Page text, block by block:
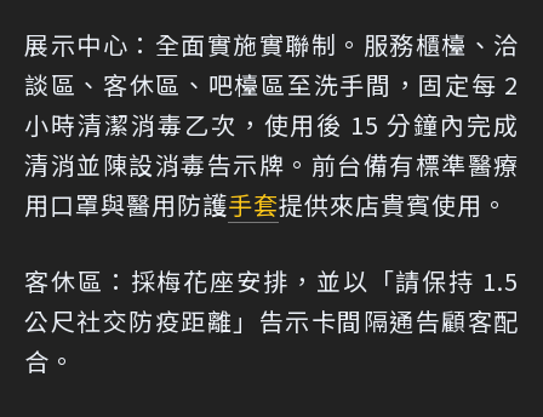
展示中心：全面實施實聯制。服務櫃檯、洽
談區、客休區、吧檯區至洗手間，固定每 2
小時清潔消毒乙次，使用後 15 分鐘內完成
清消並陳設消毒告示牌。前台備有標準醫療
用口罩與醫用防護手套提供來店貴賓使用。
客休區：採梅花座安排，並以「請保持 1.5
公尺社交防疫距離」告示卡間隔通告顧客配
合。